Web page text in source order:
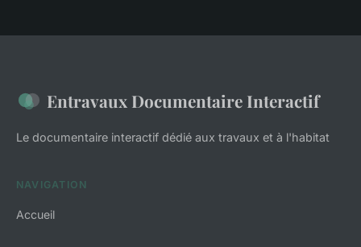
Entravaux Documentaire Interactif
Le documentaire interactif dédié aux travaux et à l'habitat
NAVIGATION
Accueil